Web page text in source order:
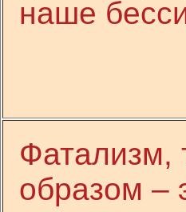
наше
Фатализм,
образом –